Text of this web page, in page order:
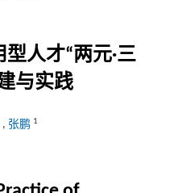
人才“两元·三
与实践
, 张鹏 1